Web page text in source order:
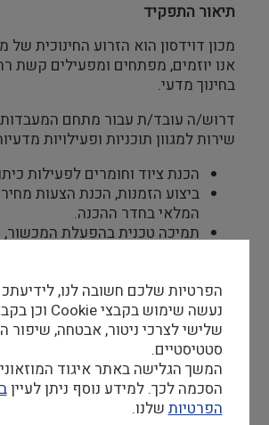
תיאור התפקיד
מכון דוידסון הוא הזרוע החינוכית של
אנו יוזמים, מפתחים ומפעילים קשת
בחינוך מדעי.
דרוש/ה עובד/ת עבור מתחם
שירות למגוון תוכניות ופעילויות
הכנת ציוד וחומרים לפעילות
ביצוע הזמנות, הכנת הצעות
המלאי בחדר ההכנה.
תמיכה טכנית בהפעלת המכשור,
במעבדה.
דרישות סף
השכלה אקדמית במדעים – חובה,
חובה.
הפרטיות שלכם חשובה לנו,
שלישי לצרכי ניטור, אבטחה, שיפור
סטטיסטיים.
המשך הגלישה באתר איגוד
הסכמה לכך. למידע נוסף ניתן לעיין
הפרטיות שלנו.